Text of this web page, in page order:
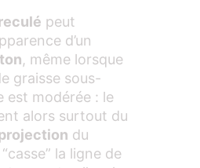
peut
d’un
, même lorsque
graisse sous-
est modérée : le
alors surtout du
du
la ligne de